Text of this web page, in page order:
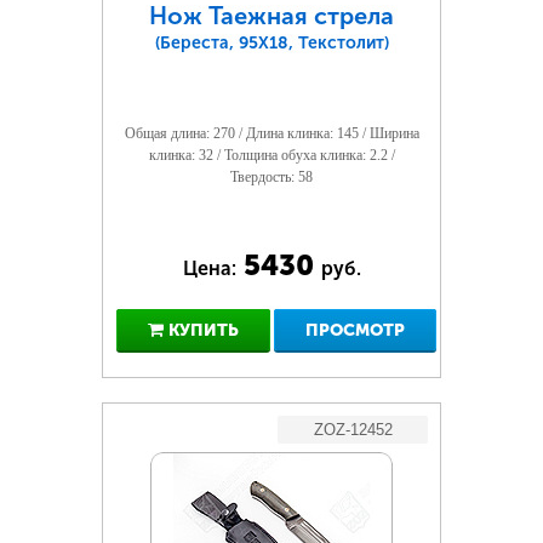
Нож Таежная стрела
(Береста, 95Х18, Текстолит)
Общая длина: 270 / Длина клинка: 145 / Ширина
клинка: 32 / Толщина обуха клинка: 2.2 /
Твердость: 58
Цена: 5430 руб.
КУПИТЬ ПРОСМОТР
ZOZ-12452